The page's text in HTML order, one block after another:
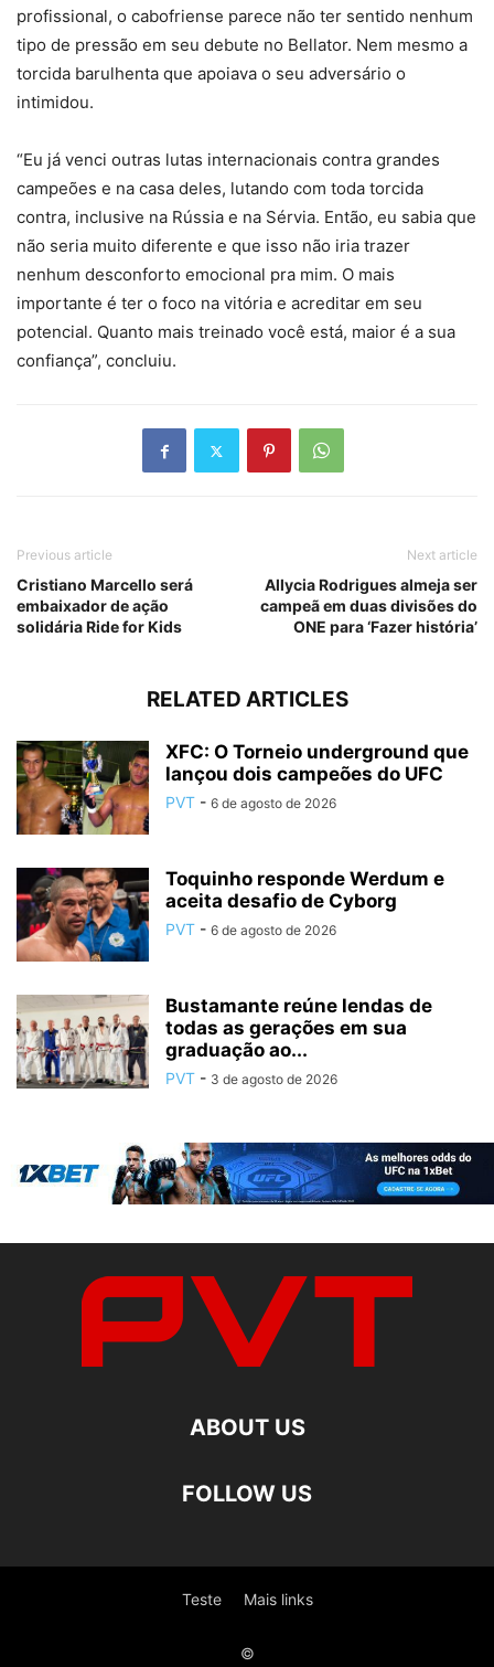
profissional, o cabofriense parece não ter sentido nenhum
tipo de pressão em seu debute no Bellator. Nem mesmo a
torcida barulhenta que apoiava o seu adversário o
intimidou.
“Eu já venci outras lutas internacionais contra grandes
campeões e na casa deles, lutando com toda torcida
contra, inclusive na Rússia e na Sérvia. Então, eu sabia que
não seria muito diferente e que isso não iria trazer
nenhum desconforto emocional pra mim. O mais
importante é ter o foco na vitória e acreditar em seu
potencial. Quanto mais treinado você está, maior é a sua
confiança”, concluiu.
Previous article
Cristiano Marcello será
embaixador de ação
solidária Ride for Kids
Next article
Allycia Rodrigues almeja ser
campeã em duas divisões do
ONE para ‘Fazer história’
RELATED ARTICLES
XFC: O Torneio underground que
lançou dois campeões do UFC
PVT - 6 de agosto de 2026
Toquinho responde Werdum e
aceita desafio de Cyborg
PVT - 6 de agosto de 2026
Bustamante reúne lendas de
todas as gerações em sua
graduação ao...
PVT - 3 de agosto de 2026
ABOUT US
FOLLOW US
Teste Mais links
©